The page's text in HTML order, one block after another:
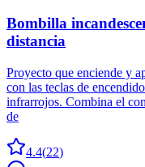
Bombilla
distancia
Proyecto que enciende y
con las teclas de
infrarrojos. Combina el
de
4.4(22)